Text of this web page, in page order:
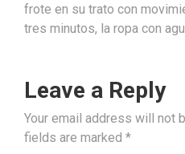
frote en su trato con
tres minutos, la ropa con
Leave a Reply
Your email address will not
fields are marked *